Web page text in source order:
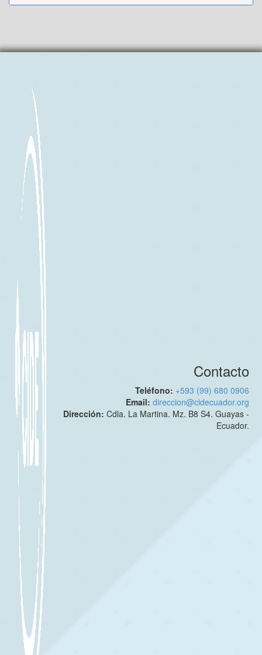
Contacto
Teléfono: +593 (99) 680 0906
Email:direccion@cidecuador.org
Dirección:Cdla. La Martina. Mz. B8 S4. Guayas -
Ecuador.